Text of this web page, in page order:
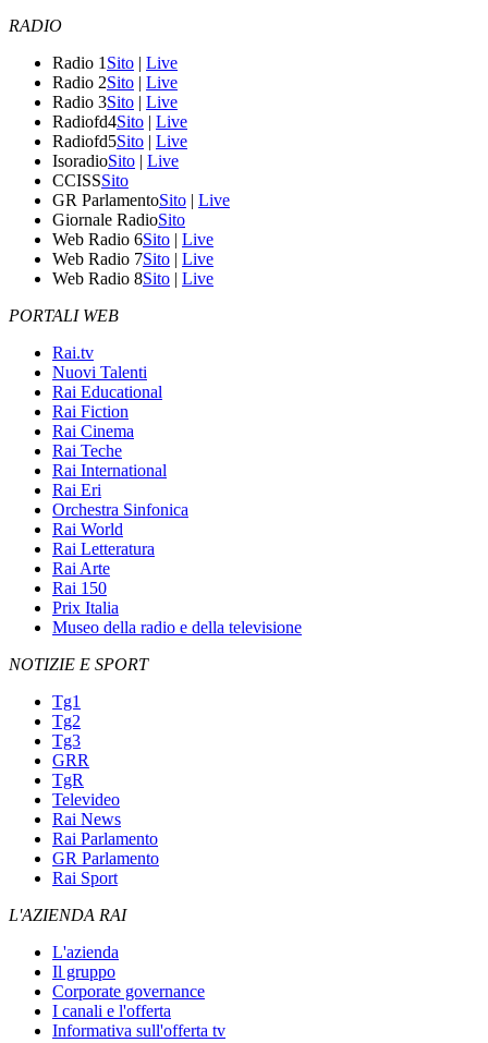
RADIO
Radio 1 Sito | Live
Radio 2Sito | Live
Radio 3Sito | Live
Radiofd4Sito | Live
Radiofd5Sito | Live
IsoradioSito | Live
CCISSSito
GR ParlamentoSito | Live
Giornale RadioSito
Web Radio 6Sito | Live
Web Radio 7Sito | Live
Web Radio 8Sito | Live
PORTALI WEB
Rai.tv
Nuovi Talenti
Rai Educational
Rai Fiction
Rai Cinema
Rai Teche
Rai International
Rai Eri
Orchestra Sinfonica
Rai World
Rai Letteratura
Rai Arte
Rai 150
Prix Italia
Museo della radio e della televisione
NOTIZIE E SPORT
Tg1
Tg2
Tg3
GRR
TgR
Televideo
Rai News
Rai Parlamento
GR Parlamento
Rai Sport
L'AZIENDA RAI
L'azienda
Il gruppo
Corporate governance
I canali e l'offerta
Informativa sull'offerta tv